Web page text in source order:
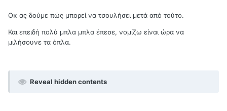
Οκ ας δούμε πώς μπορεί να τσουλήσει μετά από τούτο.
Και επειδή πολύ μπλα μπλα έπεσε, νομίζω είναι ώρα να
μιλήσουνε τα όπλα.
Reveal hidden contents